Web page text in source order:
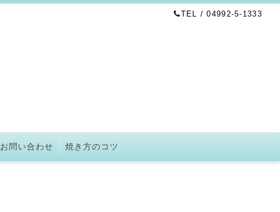
TEL / 04992-5-1333
お問い合わせ 焼き方のコツ